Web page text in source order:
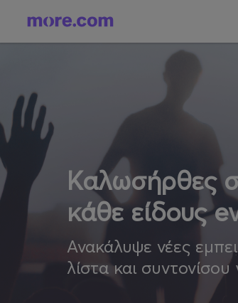
Καλωσήρθες
κάθε είδους
Ανακάλυψε νέες
λίστα και συντονίσου